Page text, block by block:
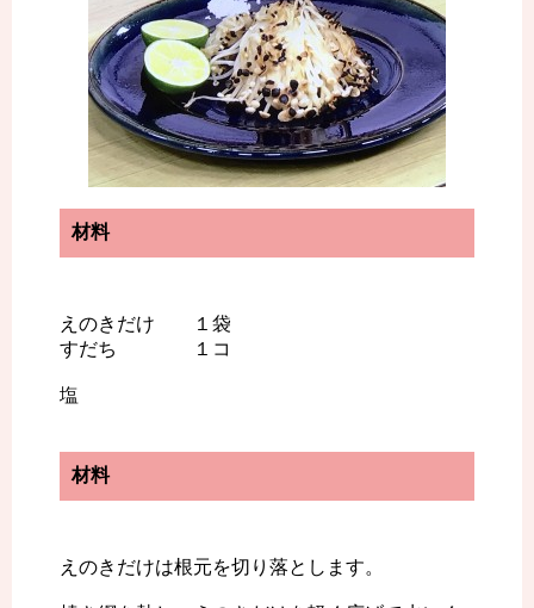
材料
えのきだけ １袋
すだち １コ
塩
材料
えのきだけは根元を切り落とします。